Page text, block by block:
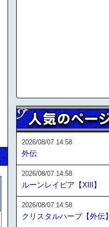
2026/08/07 14:58
外伝
2026/08/07 14:58
ルーンレイピア【XIII】
2026/08/07 14:58
クリスタルハープ【外伝】